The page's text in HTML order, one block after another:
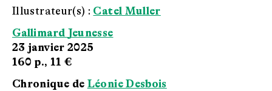
Illustrateur(s) : Catel Muller
Gallimard Jeunesse
23 janvier 2025
160 p., 11 €
Chronique de Léonie Desbois